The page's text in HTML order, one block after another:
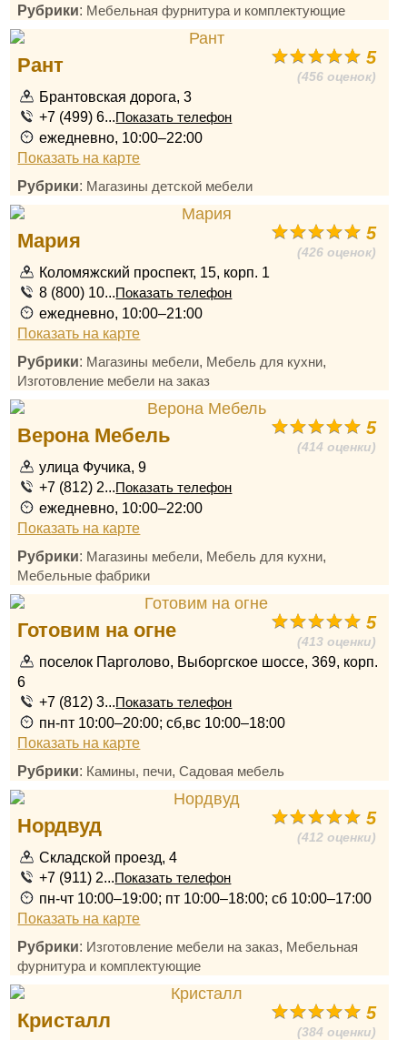
Рубрики: Мебельная фурнитура и комплектующие
5
(456 оценок)
Рант
Брантовская дорога, 3
+7 (499) 6...Показать телефон
ежедневно, 10:00–22:00
Показать на карте
Рубрики: Магазины детской мебели
5
(426 оценок)
Мария
Коломяжский проспект, 15, корп. 1
8 (800) 10...Показать телефон
ежедневно, 10:00–21:00
Показать на карте
Рубрики: Магазины мебели, Мебель для кухни,
Изготовление мебели на заказ
5
(414 оценки)
Верона Мебель
улица Фучика, 9
+7 (812) 2...Показать телефон
ежедневно, 10:00–22:00
Показать на карте
Рубрики: Магазины мебели, Мебель для кухни,
Мебельные фабрики
5
(413 оценки)
Готовим на огне
поселок Парголово, Выборгское шоссе, 369, корп.
6
+7 (812) 3...Показать телефон
пн-пт 10:00–20:00; сб,вс 10:00–18:00
Показать на карте
Рубрики: Камины, печи,Садовая мебель
5
(412 оценки)
Нордвуд
Складской проезд, 4
+7 (911) 2...Показать телефон
пн-чт 10:00–19:00; пт 10:00–18:00; сб 10:00–17:00
Показать на карте
Рубрики: Изготовление мебели на заказ, Мебельная
фурнитура и комплектующие
5
(384 оценки)
Кристалл